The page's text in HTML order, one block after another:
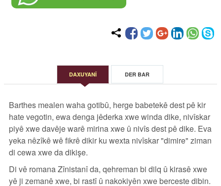
DAXUYANÎ DER BAR
Barthes mealen waha gotibû, herge babetekê dest pê kir
hate vegotin, ewa denga jêderka xwe winda dike, nivîskar
piyê xwe davêje warê mirina xwe û nivîs dest pê dike. Eva
yeka nêzîkê wê fikrê dikir ku wexta nivîskar "dimire" ziman
di cewa xwe da dikişe.
Di vê romana Zînistanî da, qehreman bi dilq û kirasê xwe
yê ji zemanê xwe, bi rastî û nakokiyên xwe berceste dibin.